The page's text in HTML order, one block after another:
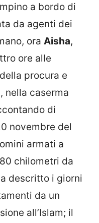
a bordo di
da agenti dei
ora Aisha,
ore alle
procura e
nella caserma
di
novembre del
armati a
chilometri da
descritto i giorni
da un
all’Islam; il